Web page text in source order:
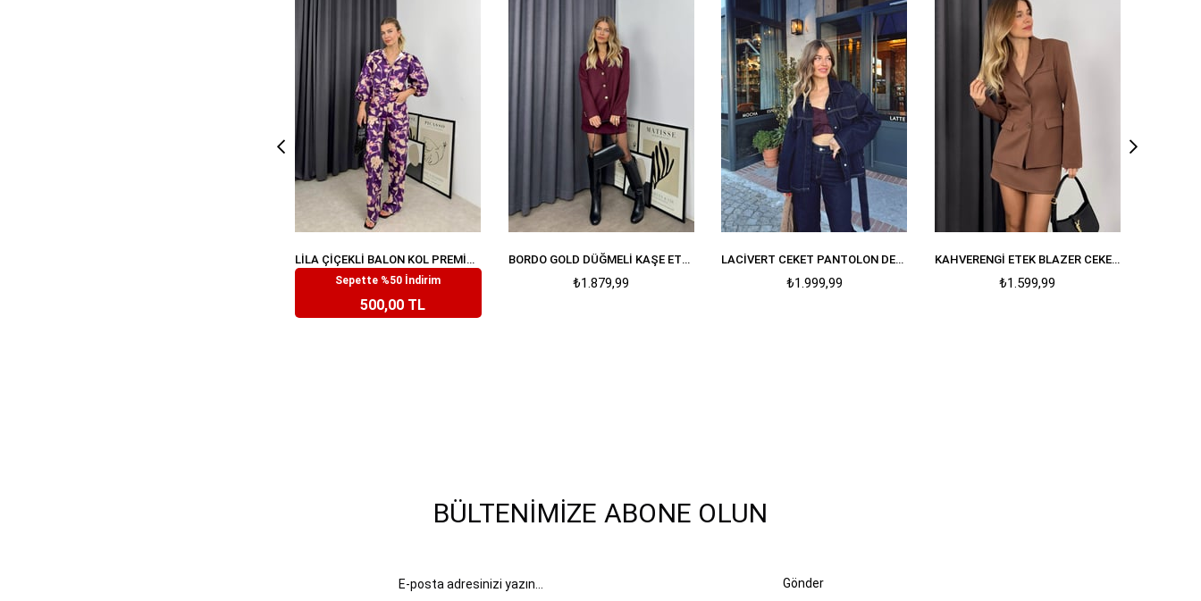
LILA ÇIÇEKLI BALON KOL PREMIUM TAKIM
₺999,99
Sepette %50 İndirim
500,00 TL
BORDO GOLD DÜĞMELI KAŞE ETEK CEKET TAKIM
₺1.879,99
LACIVERT CEKET PANTOLON DENIM TAKIM
₺1.999,99
KAHVERENGI ETEK BLAZER CEKET PREMIUM TAKIM
₺1.599,99
BÜLTENIMIZE ABONE OLUN
Gönder